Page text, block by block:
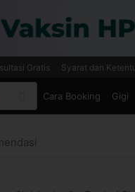
Gratis Syarat dan
Cara Booking Gigi